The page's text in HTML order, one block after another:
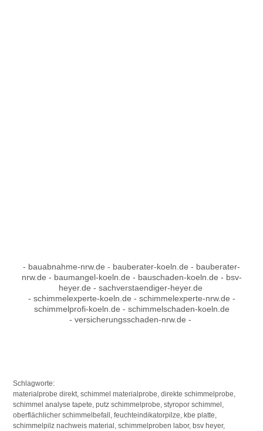
- bauabnahme-nrw.de - bauberater-koeln.de - bauberater-
nrw.de - baumangel-koeln.de - bauschaden-koeln.de - bsv-
heyer.de - sachverstaendiger-heyer.de
- schimmelexperte-koeln.de - schimmelexperte-nrw.de -
schimmelprofi-koeln.de - schimmelschaden-koeln.de
- versicherungsschaden-nrw.de -
Schlagworte:
materialprobe direkt, schimmel materialprobe, direkte schimmelprobe,
schimmel analyse tapete, putz schimmelprobe, styropor schimmel,
oberflächlicher schimmelbefall, feuchteindikatorpilze, kbe platte,
schimmelpilz nachweis material, schimmelproben labor, bsv heyer,